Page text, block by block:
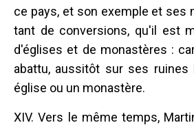
ce pays, et son exemple et ses
tant de conversions, qu'il est
d'églises et de monastères :
abattu, aussitôt sur ses ruines
église ou un monastère.
XIV. Vers le même temps,